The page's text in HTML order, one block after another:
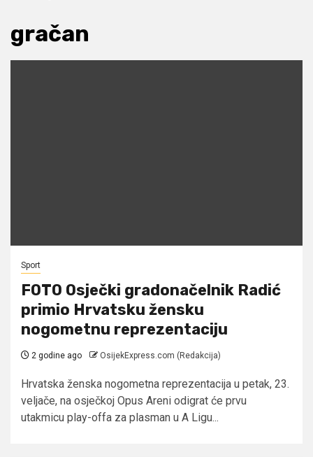
gračan
Sport
FOTO Osječki gradonačelnik Radić
primio Hrvatsku žensku
nogometnu reprezentaciju
2 godine ago OsijekExpress.com (Redakcija)
Hrvatska ženska nogometna reprezentacija u petak, 23.
veljače, na osječkoj Opus Areni odigrat će prvu
utakmicu play-offa za plasman u A Ligu...